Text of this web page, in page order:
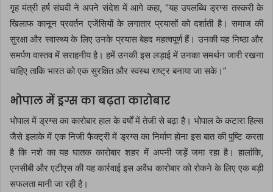
गृह मंत्री हर्ष संघवी ने अपने संदेश में आगे कहा, “यह उपलब्धि ड्रग्स तस्करी के
खिलाफ कानून प्रवर्तन एजेंसियों के लगातार प्रयासों को दर्शाती है। समाज की
सुरक्षा और स्वास्थ्य के लिए उनके प्रयास बेहद महत्वपूर्ण हैं। उनकी यह निष्ठा और
समर्पण वास्तव में सराहनीय है। हमें उनकी इस लड़ाई में उनका समर्थन जारी रखना
चाहिए ताकि भारत को एक सुरक्षित और स्वस्थ राष्ट्र बनाया जा सके।”
भोपाल में ड्रग्स का बढ़ता कारोबार
भोपाल में ड्रग्स का कारोबार हाल के वर्षों में तेजी से बढ़ा है। भोपाल के कटारा हिल्स
जैसे इलाके में एक निजी फैक्ट्री में ड्रग्स का निर्माण होना इस बात की पुष्टि करता
है कि नशे का यह घातक कारोबार शहर में अपनी जड़ें जमा रहा है। हालांकि,
एनसीबी और एटीएस की यह कार्रवाई इस अवैध कारोबार को रोकने के लिए एक बड़ी
सफलता मानी जा रही है।